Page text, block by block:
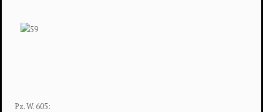
Pz. W. 605: